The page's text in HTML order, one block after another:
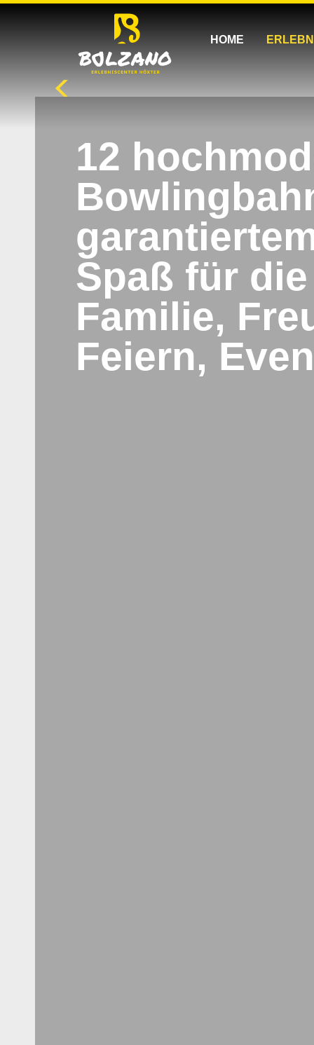
HOME
12
Spaß für
Familie,
Feiern,